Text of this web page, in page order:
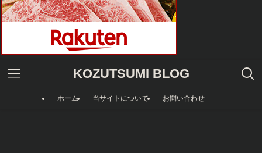
KOZUTSUMI BLOG
ホーム 当サイトについて お問い合わせ